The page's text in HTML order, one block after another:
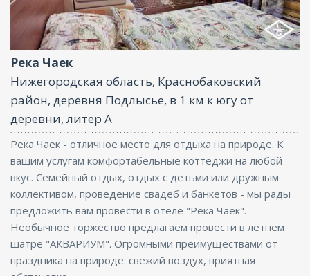
Парковка, Баня
Река Чаек
Нижегородская область, Краснобаковский
район, деревня Подлысье, в 1 км к югу от
деревни, литер А
Река Чаек - отличное место для отдыха на природе. К
вашим услугам комфортабельные коттеджи на любой
вкус. Семейный отдых, отдых с детьми или дружным
коллективом, проведение свадеб и банкетов - мы рады
предложить вам провести в отеле "Река Чаек".
Необычное торжество предлагаем провести в летнем
шатре "АКВАРИУМ". Огромными преимуществами от
праздника на природе: свежий воздух, приятная